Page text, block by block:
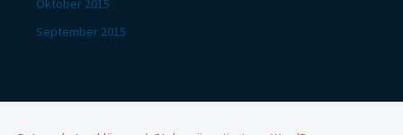
Oktober 2015
September 2015